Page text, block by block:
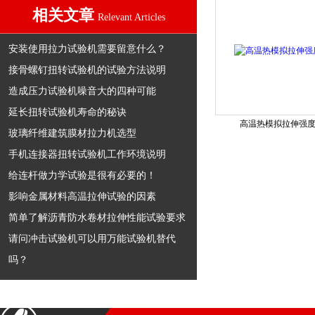
相关文章 Relevant Articles
安装使用拉力试验机需要留意什么？
接骨螺钉扭转试验机的试验方法说明
造成压力试验机噪音大的四种可能
延长扭转试验机寿命的秘诀
玻璃纤维建筑膜材拉力机选型
手机连接器扭转试验机工作环境说明
给连杆做力学试验是很有必要的！
影响金属材料高温拉伸试验的因素
简单了解沥青防水卷材拉伸性能试验要求
请问冲击试验机可以用万能试验机替代
吗？
高温热模拟拉伸强